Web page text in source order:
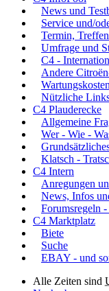
News und
Service und/
Termin,
Umfrage und
C4 -
Andere
Nützliche
C4 Plauderecke
Allgemeine
Wer - Wie -
Klatsch -
C4 Intern
Anregungen
News, Infos
Forumsregeln
C4 Marktplatz
Biete
Suche
EBAY - und
Alle Zeiten sind